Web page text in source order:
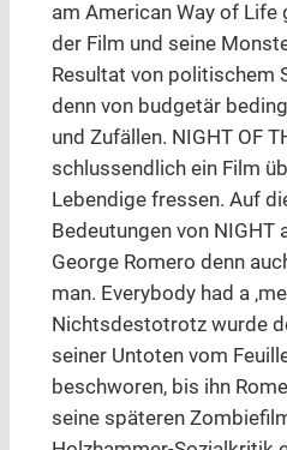
am American Way of Life
der Film und seine
Resultat von politischem
denn von budgetär
und Zufällen. NIGHT OF
schlussendlich ein Film
Lebendige fressen. Auf
Bedeutungen von NIGHT
George Romero denn
man. Everybody had a
Nichtsdestotrotz wurde
seiner Untoten vom
beschworen, bis ihn
seine späteren